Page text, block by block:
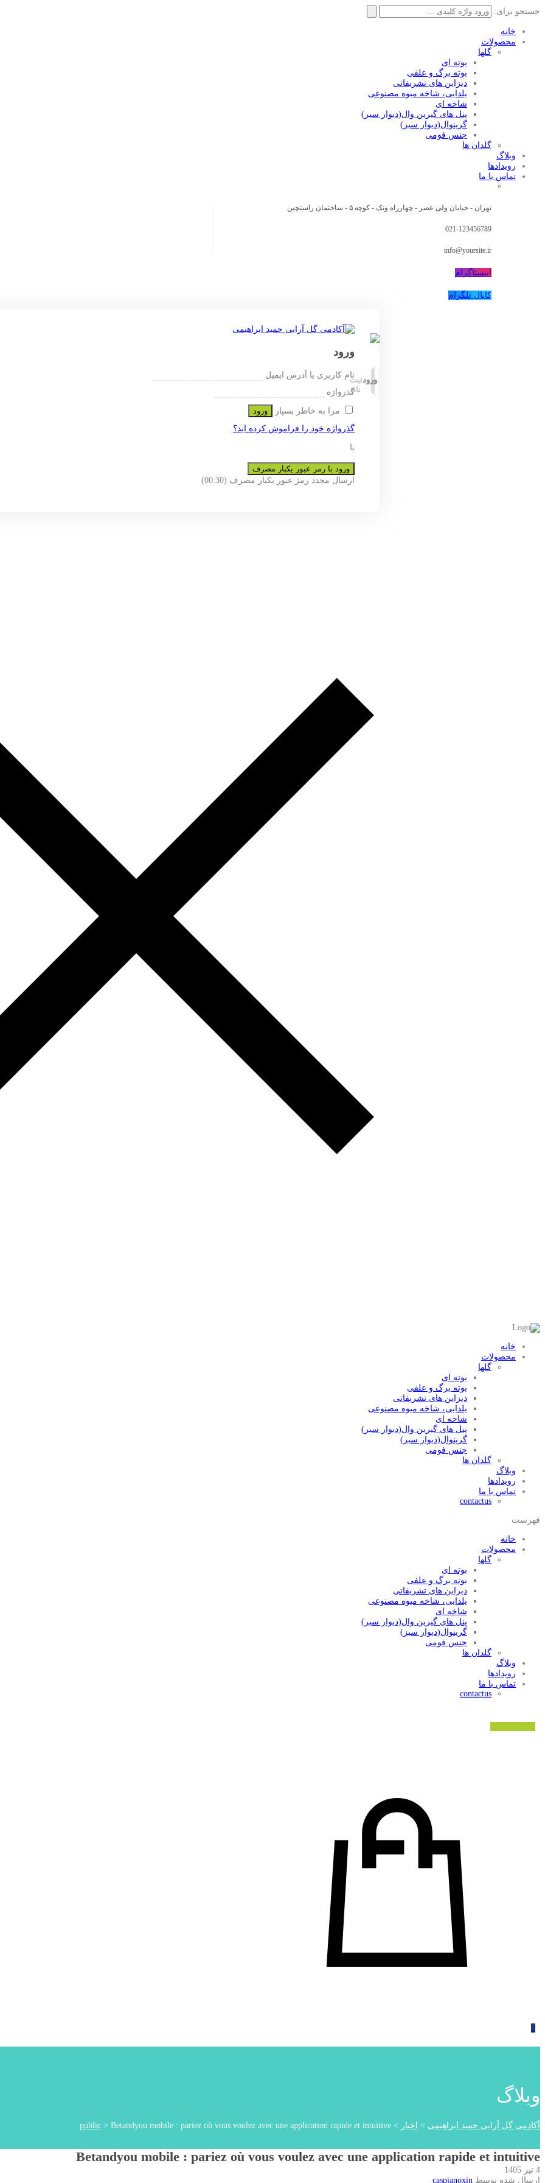
جستجو برای:
خانه
محصولات
گلها
بوته ای
بوته برگ و علفی
دیزاین های تشریفاتی
یلدایی، شاخه میوه مصنوعی
شاخه ای
پنل های گیرین وال(دیوار سبر)
گرینوال(دیوار سبز)
جنس فومی
گلدان ها
وبلاگ
رویدادها
تماس با ما
تهران - خیابان ولی عصر - چهارراه ونک - کوچه ۵ - ساختمان راستچین
021-123456789
info@yoursite.ir
اینستاگرام
کانال تلگرام
ورودثبت
نام
ورود
نام کاربری یا آدرس ایمیل
گذرواژه
مرا به خاطر بسپار
ورود
گذرواژه خود را فراموش کرده اید؟
یا
ورود با رمز عبور یکبار مصرف
ارسال مجدد رمز عبور یکبار مصرف (00:
30
)
خانه
محصولات
گلها
بوته ای
بوته برگ و علفی
دیزاین های تشریفاتی
یلدایی، شاخه میوه مصنوعی
شاخه ای
پنل های گیرین وال(دیوار سبر)
گرینوال(دیوار سبز)
جنس فومی
گلدان ها
وبلاگ
رویدادها
تماس با ما
contactus
فهرست
خانه
محصولات
گلها
بوته ای
بوته برگ و علفی
دیزاین های تشریفاتی
یلدایی، شاخه میوه مصنوعی
شاخه ای
پنل های گیرین وال(دیوار سبر)
گرینوال(دیوار سبز)
جنس فومی
گلدان ها
وبلاگ
رویدادها
تماس با ما
contactus
0
وبلاگ
آکادمی گل آرایی حمید ابراهیمی > اخبار >
public > Betandyou mobile : pariez où vous voulez avec une application rapide et intuitive
Betandyou mobile : pariez où vous voulez avec une application rapide et intuitive
4 تیر 1405
ارسال شده توسط caspianoxin